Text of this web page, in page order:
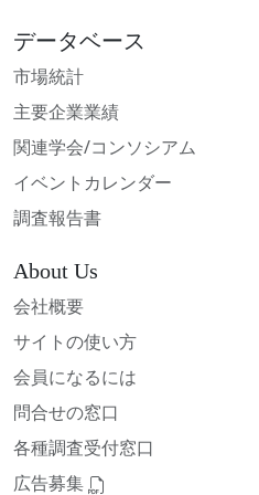
データベース
市場統計
主要企業業績
関連学会/コンソシアム
イベントカレンダー
調査報告書
About Us
会社概要
サイトの使い方
会員になるには
問合せの窓口
各種調査受付窓口
広告募集